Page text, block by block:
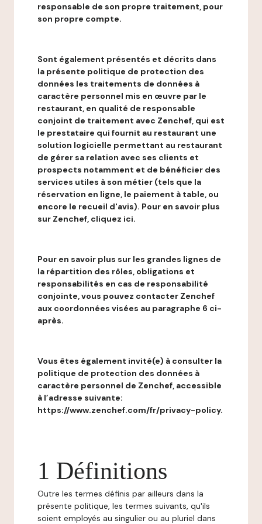
responsable de son propre traitement, pour
son propre compte.
Sont également présentés et décrits dans
la présente politique de protection des
données les traitements de données à
caractère personnel mis en œuvre par le
restaurant, en qualité de responsable
conjoint de traitement avec Zenchef, qui est
le prestataire qui fournit au restaurant une
solution logicielle permettant au restaurant
de gérer sa relation avec ses clients et
prospects notamment et de bénéficier des
services utiles à son métier (tels que la
réservation en ligne, le paiement à table, ou
encore le recueil d'avis). Pour en savoir plus
sur Zenchef, cliquez ici.
Pour en savoir plus sur les grandes lignes de
la répartition des rôles, obligations et
responsabilités en cas de responsabilité
conjointe, vous pouvez contacter Zenchef
aux coordonnées visées au paragraphe 6 ci-
après.
Vous êtes également invité(e) à consulter la
politique de protection des données à
caractère personnel de Zenchef, accessible
à l’adresse suivante:
https://www.zenchef.com/fr/privacy-policy.
1 Définitions
Outre les termes définis par ailleurs dans la
présente politique, les termes suivants, qu'ils
soient employés au singulier ou au pluriel dans